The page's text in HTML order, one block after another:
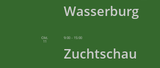
Wasserburg
Okt.
11
9:00 -15:00
Zuchtschau